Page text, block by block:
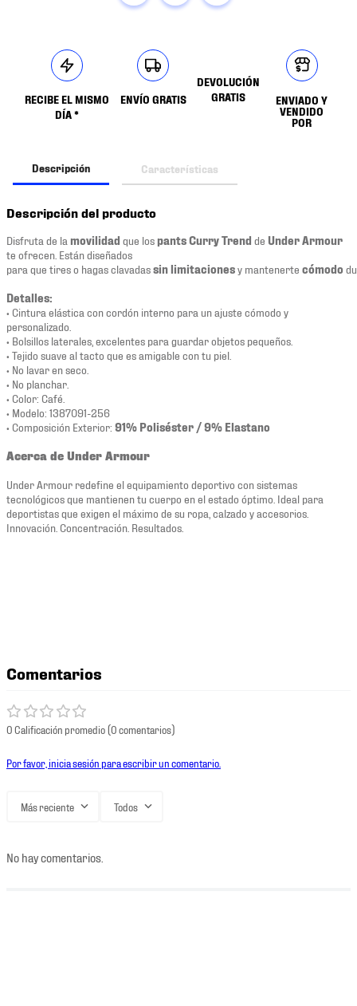
RECIBE EL MISMO
DÍA *
ENVÍO GRATIS
DEVOLUCIÓN
GRATIS
ENVIADO Y
VENDIDO
POR
Descripción Características
Descripción del producto
Disfruta de la movilidad que lospants Curry Trend de Under Armour
te ofrecen. Están diseñados
para que tires o hagas clavadassin limitacionesy mantenerte cómodo
Detalles:
• Cintura elástica con cordón interno para un ajuste cómodo y
personalizado.
• Bolsillos laterales, excelentes para guardar objetos pequeños.
• Tejido suave al tacto que es amigable con tu piel.
• No lavar en seco.
• No planchar.
• Color: Café.
• Modelo: 1387091-256
• Composición Exterior: 91% Poliséster / 9% Elastano
Acerca de Under Armour
Under Armour redefine el equipamiento deportivo con sistemas
tecnológicos que mantienen tu cuerpo en el estado óptimo. Ideal para
deportistas que exigen el máximo de su ropa, calzado y accesorios.
Innovación. Concentración. Resultados.
Comentarios
0 Calificación promedio(0 comentarios)
Por favor, inicia sesión para escribir un comentario.
Más reciente Todos
No hay comentarios.